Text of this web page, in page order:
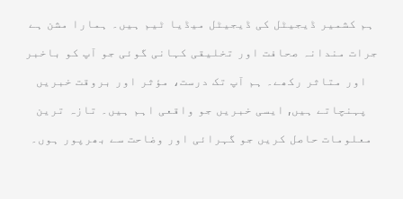
ہم کشمیر ڈیجیٹل کی ڈیجیٹل میڈیا ٹیم ہیں۔ ہمارا مشن ہے
جرات مندانہ صحافت اور تخلیقی کہانی گوئی جو آپ کو باخبر
اور متاثر رکھے۔ ہم آپ تک درست، مؤثر اور بروقت خبریں
پہنچاتے ہیں, ایسی خبریں جو واقعی اہم ہیں۔ تازہ ترین
معلومات حاصل کریں جو گہرائی اور وضاحت سے بھرپور ہوں۔